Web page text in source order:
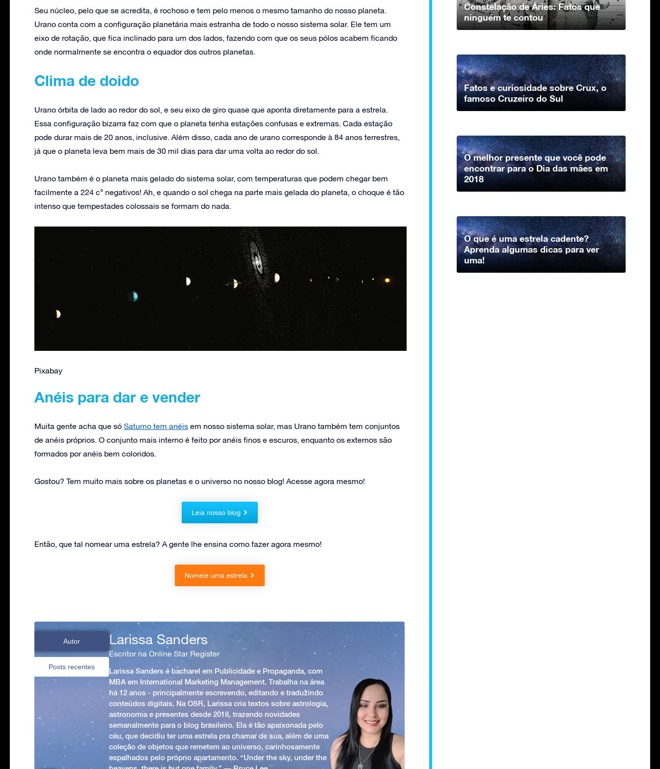
Seu núcleo, pelo que se acredita, é rochoso e tem pelo menos o mesmo tamanho do nosso planeta.
Urano conta com a configuração planetária mais estranha de todo o nosso sistema solar. Ele tem um
eixo de rotação, que fica inclinado para um dos lados, fazendo com que os seus pólos acabem ficando
onde normalmente se encontra o equador dos outros planetas.
Clima de doido
Urano órbita de lado ao redor do sol, e seu eixo de giro quase que aponta diretamente para a estrela.
Essa configuração bizarra faz com que o planeta tenha estações confusas e extremas. Cada estação
pode durar mais de 20 anos, inclusive. Além disso, cada ano de urano corresponde à 84 anos terrestres,
já que o planeta leva bem mais de 30 mil dias para dar uma volta ao redor do sol.
Urano também é o planeta mais gelado do sistema solar, com temperaturas que podem chegar bem
facilmente a 224 c° negativos! Ah, e quando o sol chega na parte mais gelada do planeta, o choque é tão
intenso que tempestades colossais se formam do nada.
Pixabay
Anéis para dar e vender
Muita gente acha que só Saturno tem anéis em nosso sistema solar, mas Urano também tem conjuntos
de anéis próprios. O conjunto mais interno é feito por anéis finos e escuros, enquanto os externos são
formados por anéis bem coloridos.
Gostou? Tem muito mais sobre os planetas e o universo no nosso blog! Acesse agora mesmo!
Leia nosso blog
Então, que tal nomear uma estrela? A gente lhe ensina como fazer agora mesmo!
Nomeie uma estrela
Autor
Posts recentes
Larissa Sanders
Escritor na Online Star Register
Larissa Sanders é bacharel em Publicidade e Propaganda, com
MBA em International Marketing Management. Trabalha na área
há 12 anos - principalmente escrevendo, editando e traduzindo
conteúdos digitais. Na OSR, Larissa cria textos sobre astrologia,
astronomia e presentes desde 2018, trazendo novidades
semanalmente para o blog brasileiro. Ela é tão apaixonada pelo
céu, que decidiu ter uma estrela pra chamar de sua, além de uma
coleção de objetos que remetem ao universo, carinhosamente
espalhados pelo próprio apartamento. “Under the sky, under the
Constelação de Áries: Fatos que
ninguém te contou
Fatos e curiosidade sobre Crux, o
famoso Cruzeiro do Sul
O melhor presente que você pode
encontrar para o Dia das mães em
2018
O que é uma estrela cadente?
Aprenda algumas dicas para ver
uma!